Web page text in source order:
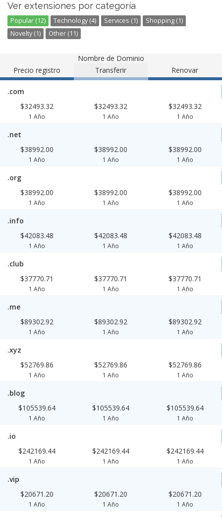
Ver extensiones por categoría
Popular (12) Technology (4) Services (1)
Shopping (1)
Novelty (1)
Other (11)
Nombre de Dominio
Precio registro
Transferir Renovar
.com
$32493.32
1 Año
$32493.32
1 Año
$32493.32
1 Año
.net
$38992.00
1 Año
$38992.00
1 Año
$38992.00
1 Año
.org
$38992.00
1 Año
$38992.00
1 Año
$38992.00
1 Año
.info
$42083.48
1 Año
$42083.48
1 Año
$42083.48
1 Año
.club
$37770.71
1 Año
$37770.71
1 Año
$37770.71
1 Año
.me
$89302.92
1 Año
$89302.92
1 Año
$89302.92
1 Año
.xyz
$52769.86
1 Año
$52769.86
1 Año
$52769.86
1 Año
.blog
$105539.64
1 Año
$105539.64
1 Año
$105539.64
1 Año
.io
$242169.44
1 Año
$242169.44
1 Año
$242169.44
1 Año
.vip
$20671.20
1 Año
$20671.20
1 Año
$20671.20
1 Año